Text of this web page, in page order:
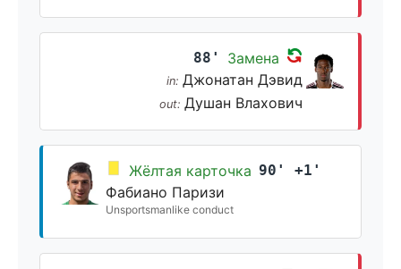
88' Замена
in: Джонатан Дэвид
out: Душан Влахович
Жёлтая карточка 90' +1'
Фабиано Паризи
Unsportsmanlike conduct